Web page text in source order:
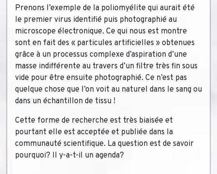
Prenons l’exemple de la poliomyélite qui aurait été
le premier virus identifié puis photographié au
microscope électronique. Ce qui nous est montre
sont en fait des « particules artificielles » obtenues
grâce à un processus complexe d’aspiration d’une
masse indifférente au travers d’un filtre très fin sous
vide pour être ensuite photographié. Ce n’est pas
quelque chose que l’on voit au naturel dans le sang ou
dans un échantillon de tissu !
Cette forme de recherche est très biaisée et
pourtant elle est acceptée et publiée dans la
communauté scientifique. La question est de savoir
pourquoi? Il y-a-t-il un agenda?